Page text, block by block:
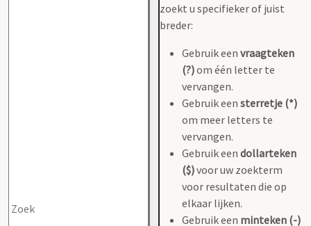
zoekt u specifieker of juist
breder:
Gebruik een vraagteken
(?)om één letter te
vervangen.
Gebruik een sterretje (*)
om meer letters te
vervangen.
Gebruik een dollarteken
($)voor uw zoekterm
voor resultaten die op
elkaar lijken.
Gebruik een minteken (-)